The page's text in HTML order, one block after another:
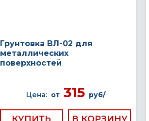
Грунтовка ВЛ-02 для
металлических
поверхностей
Цена: от315 руб/